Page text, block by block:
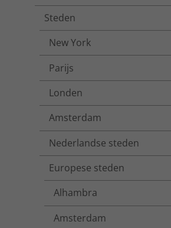
Steden
New York
Parijs
Londen
Amsterdam
Nederlandse steden
Europese steden
Alhambra
Amsterdam